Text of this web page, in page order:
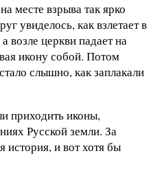
месте взрыва так ярко
увиделось, как взлетает в
церкви падает на
икону собой. Потом
слышно, как заплакали
приходить иконы,
Русской земли. За
история, и вот хотя бы